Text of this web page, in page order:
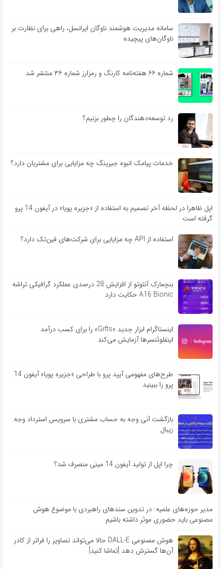
سامانه مدیریت هوشمند ناوگان ایرانسل، راهی برای نظارت بر
ناوگان‌های پیچیده
شماره ۶۶ هفته‌نامه کارنگ و رمزارز شماره ۳۶ منتشر شد
رد توسعه‌دهندگان را چطور بزنیم؟
خدمات پیامک انبوه جیرینگ چه مزایایی برای مشتریان دارد؟
اپل ظاهرا در لحظه آخر تصمیم به استفاده از «جزیره پویا» در آیفون 14 پرو
گرفته است
استفاده از API چه مزایایی برای شرکت‌های فین‌تک دارد؟
بنچمارک آنتوتو از افزایش 28 درصدی عملکرد گرافیکی تراشه
A16 Bionic حکایت دارد
اینستاگرام ابزار جدید «Gifts» را برای کسب درآمد
اینفلوئنسرها آزمایش می‌کند
طرح‌های مفهومی آیپد پرو با طراحی «جزیره پویا» آیفون 14
پرو را ببینید
بازگشت آنی وجه به حساب مشتری با سرویس استرداد وجه
زیبال
چرا اپل از تولید آیفون 14 مینی منصرف شد؟
مدیر حوزه‌های علمیه: در تدوین سندهای راهبردی با موضوع هوش
مصنوعی باید حضوری موثر داشته باشیم
هوش مصنوعی DALL-E حالا می‌تواند تصاویر را فراتر از کادر
آن‌ها گسترش دهد [تماشا کنید]